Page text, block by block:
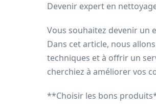
Devenir expert en
Vous souhaitez devenir un
Dans cet article, nous
techniques et à offrir un
cherchiez à améliorer vos
**Choisir les bons